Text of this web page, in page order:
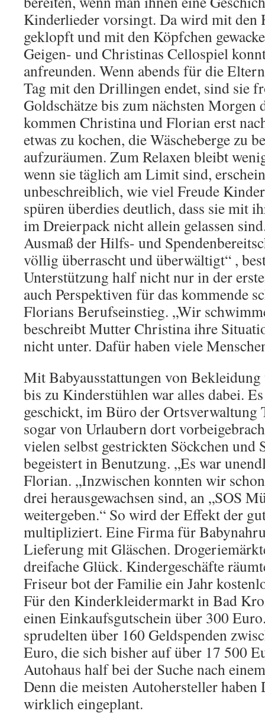
Kinderlieder vorsingt. Da wird mit den
geklopft und mit den Köpfchen
Geigen- und Christinas Cellospiel
anfreunden. Wenn abends für die
Tag mit den Drillingen endet, sind sie
Goldschätze bis zum nächsten Morgen
kommen Christina und Florian erst
etwas zu kochen, die Wäscheberge zu
aufzuräumen. Zum Relaxen bleibt
wenn sie täglich am Limit sind,
unbeschreiblich, wie viel Freude
spüren überdies deutlich, dass sie mit
im Dreierpack nicht allein gelassen
Ausmaß der Hilfs- und
völlig überrascht und überwältigt“ ,
Unterstützung half nicht nur in der
auch Perspektiven für das kommende
Florians Berufseinstieg. „Wir
beschreibt Mutter Christina ihre
nicht unter. Dafür haben viele
Mit Babyausstattungen von
bis zu Kinderstühlen war alles dabei.
geschickt, im Büro der Ortsverwaltung
sogar von Urlaubern dort
vielen selbst gestrickten Söckchen und
begeistert in Benutzung. „Es war
Florian. „Inzwischen konnten wir
drei herausgewachsen sind, an „SOS
weitergeben.“ So wird der Effekt der
multipliziert. Eine Firma für
Lieferung mit Gläschen.
dreifache Glück. Kindergeschäfte
Friseur bot der Familie ein Jahr
Für den Kinderkleidermarkt in Bad
einen Einkaufsgutschein über 300
sprudelten über 160 Geldspenden
Euro, die sich bisher auf über 17 500
Autohaus half bei der Suche nach
Denn die meisten Autohersteller
wirklich eingeplant.